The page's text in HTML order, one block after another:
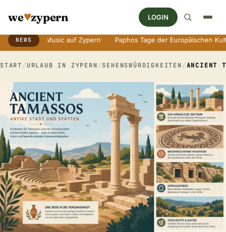
we♥zypern LOGIN
NEWS
Breaking News Ticker
Music auf Zypern· Paphos Tage der Europäischen Kultur·
START/ URLAUB IN ZYPERN/SEHENSWÜRDIGKEITEN/ANCIENT